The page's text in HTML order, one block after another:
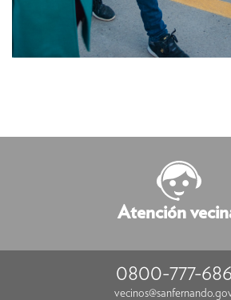
Atención
0800-777-